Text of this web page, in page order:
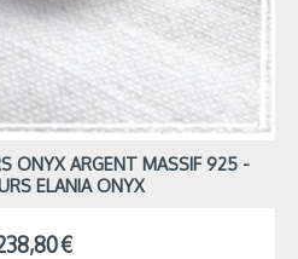
ONYX ARGENT MASSIF 925 -
ELANIA ONYX
€